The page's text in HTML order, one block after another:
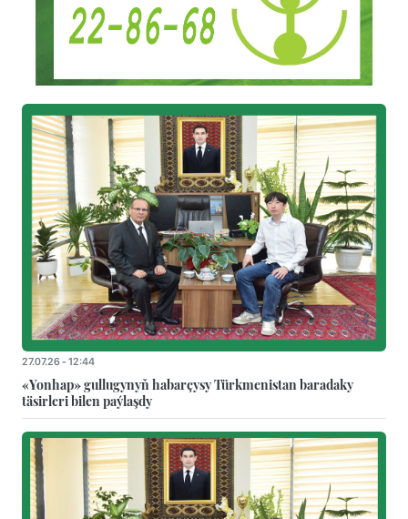
27.07.26 - 12:44
«Yonhap» gullugynyň habarçysy Türkmenistan baradaky
täsirleri bilen paýlaşdy